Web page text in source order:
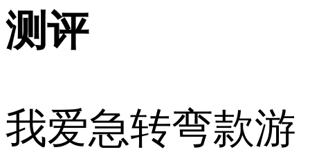
测评
我爱急转弯款游